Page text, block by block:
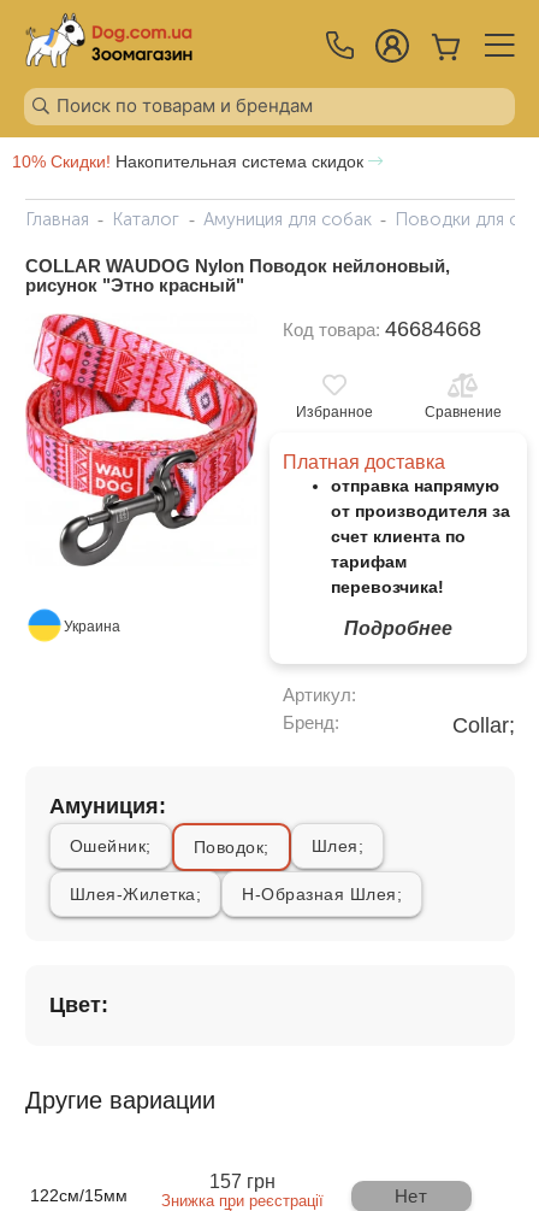
10% Скидки! Накопительная система скидок
Главная Каталог Амуниция для собак Поводки для
COLLAR WAUDOG Nylon Поводок нейлоновый,
рисунок "Этно красный"
Украина
Код товара: 46684668
Избранное Сравнение
Платная доставка
отправка напрямую
от производителя за
счет клиента по
тарифам
перевозчика!
Подробнее
Артикул:
Бренд:
Collar;
Амуниция:
Ошейник; Поводок; Шлея;
Шлея-Жилетка; Н-Образная Шлея;
Цвет:
Другие вариации
122см/15мм
157 грн
Знижка при реєстрації
Нет